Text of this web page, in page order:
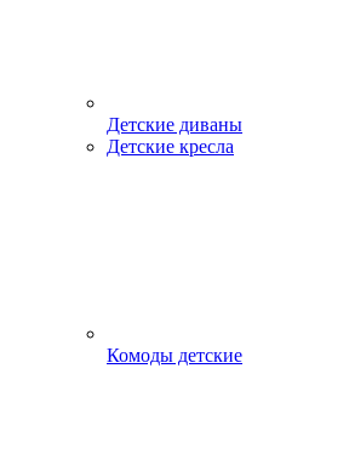
Детские диваны
Детские кресла
Комоды детские